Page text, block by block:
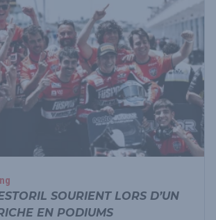
SOURIENT LORS D’UN
EN PODIUMS